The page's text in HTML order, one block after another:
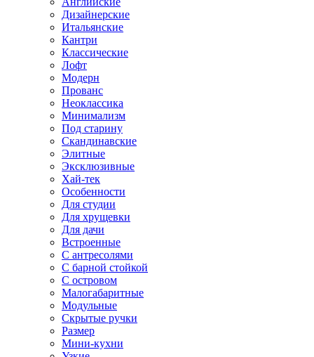
Дизайнерские
Итальянские
Кантри
Классические
Лофт
Модерн
Прованс
Неоклассика
Минимализм
Под старину
Скандинавские
Элитные
Эксклюзивные
Хай-тек
Особенности
Для студии
Для хрущевки
Для дачи
Встроенные
С антресолями
С барной стойкой
С островом
Малогабаритные
Модульные
Скрытые ручки
Размер
Мини-кухни